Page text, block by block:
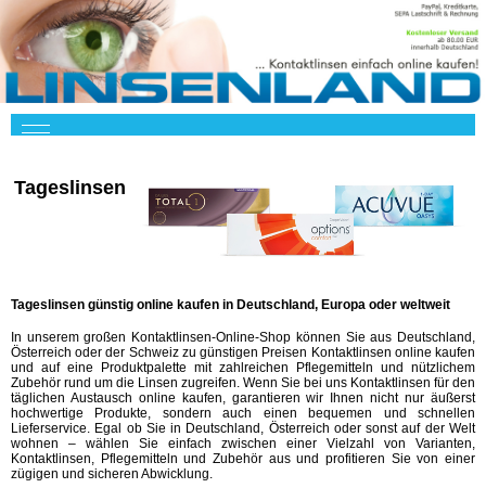
Tageslinsen
Tageslinsen günstig online kaufen in Deutschland, Europa oder weltweit
In unserem großen Kontaktlinsen-Online-Shop können Sie aus Deutschland,
Österreich oder der Schweiz zu günstigen Preisen Kontaktlinsen online kaufen
und auf eine Produktpalette mit zahlreichen Pflegemitteln und nützlichem
Zubehör rund um die Linsen zugreifen. Wenn Sie bei uns Kontaktlinsen für den
täglichen Austausch online kaufen, garantieren wir Ihnen nicht nur äußerst
hochwertige Produkte, sondern auch einen bequemen und schnellen
Lieferservice. Egal ob Sie in Deutschland, Österreich oder sonst auf der Welt
wohnen – wählen Sie einfach zwischen einer Vielzahl von Varianten,
Kontaktlinsen, Pflegemitteln und Zubehör aus und profitieren Sie von einer
zügigen und sicheren Abwicklung.